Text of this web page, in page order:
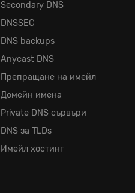
Secondary DNS
DNSSEC
DNS backups
Anycast DNS
Препращане на имейл
Домейн имена
Private DNS сървъри
DNS за TLDs
Имейл хостинг